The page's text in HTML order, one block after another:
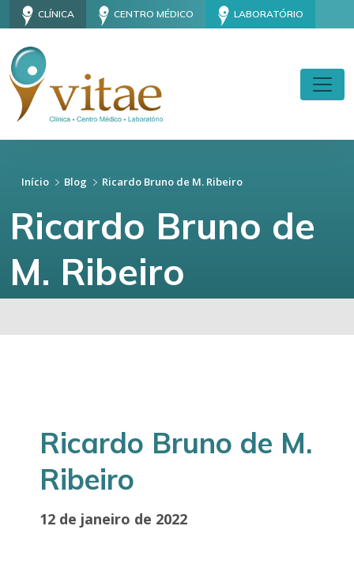
CLÍNICA CENTRO MÉDICO LABORATÓRIO
Início Blog Ricardo Bruno de M. Ribeiro
Ricardo Bruno de
M. Ribeiro
Ricardo Bruno de M.
Ribeiro
12 de janeiro de 2022